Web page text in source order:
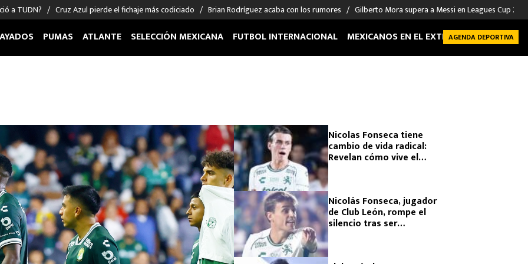
a TUDN? Cruz Azul pierde el fichaje más codiciado Brian Rodríguez acaba con los rumores Gilberto Mora supera a Messi en Leagues Cup
Giménez
Sergio Ramos
Giorgos Giakoumakis
André Jardine
Boxeo
Béisbol
NFL
NBA
Más deportes
PUMAS ATLANTE SELECCIÓN MEXICANA FUTBOL INTERNACIONAL MEXICANOS EN EL EXTRANJERO FUTBOL
AGENDA DEPORTIVA
Nicolas Fonseca tiene
cambio de vida radical:
Revelan cómo vive el
Nicolás Fonseca, jugador
de Club León, rompe el
silencio tras ser